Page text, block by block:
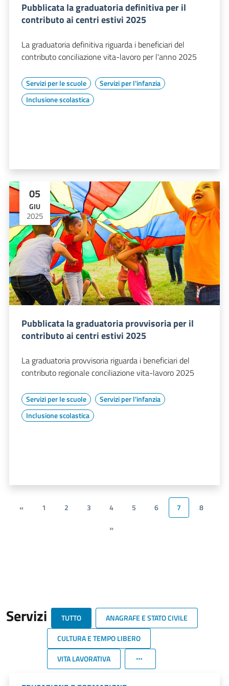
Pubblicata la graduatoria definitiva per il
contributo ai centri estivi 2025
La graduatoria definitiva riguarda i beneficiari del
contributo conciliazione vita-lavoro per l'anno 2025
Servizi per le scuole
Servizi per l'infanzia
Inclusione scolastica
05
GIU
2025
Pubblicata la graduatoria provvisoria per il
contributo ai centri estivi 2025
La graduatoria provvisoria riguarda i beneficiari del
contributo regionale conciliazione vita-lavoro 2025
Servizi per le scuole
Servizi per l'infanzia
Inclusione scolastica
« 1 2 3 4 5 6 7
8
»
Servizi TUTTO
ANAGRAFE E STATO CIVILE
CULTURA E TEMPO LIBERO
VITA LAVORATIVA